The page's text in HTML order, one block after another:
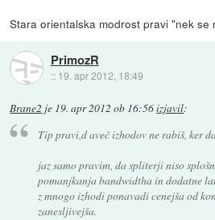
Stara orientalska modrost pravi "nek se
PrimozR
:: 19. apr 2012, 18:49
Brane2 je 19. apr 2012 ob 16:56izjavil:
Tip pravi,d aveč izhodov ne rabiš, ker
jaz samo pravim, da spliterji niso
pomanjkanja bandwidtha in dodatne
z mnogo izhodi ponavadi cenejša od
zanesljivejša.